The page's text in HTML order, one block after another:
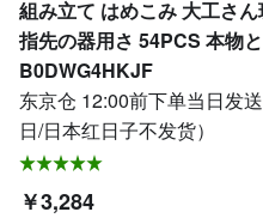
組み立て はめこみ 大工さ
指先の器用さ 54PCS 本物
B0DWG4HKJF
东京仓 12:00前下单当日发
日/日本红日子不发货）
￥3,284